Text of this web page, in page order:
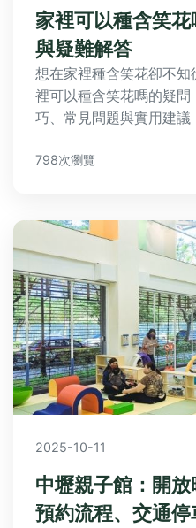
家裡可以種含笑
與疑難解答
想在家裡種含笑花卻不
裡可以種含笑花嗎的疑
巧、常見問題與實用建議
關鍵知識。
798次瀏覽
2025-10-11
中壢親子館：開放
預約流程、交通